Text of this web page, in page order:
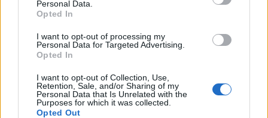
Personal Data.
Opted In
I want to opt-out of processing my
Personal Data for Targeted Advertising.
Opted In
I want to opt-out of Collection, Use,
Retention, Sale, and/or Sharing of my
Personal Data that Is Unrelated with the
Purposes for which it was collected.
Opted Out
Reklama: